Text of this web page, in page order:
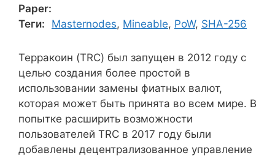
Paper:
Теги: Masternodes, Mineable, PoW, SHA-256
Терракоин (TRC) был запущен в 2012 году с
целью создания более простой в
использовании замены фиатных валют,
которая может быть принята во всем мире. В
попытке расширить возможности
пользователей TRC в 2017 году были
добавлены децентрализованное управление